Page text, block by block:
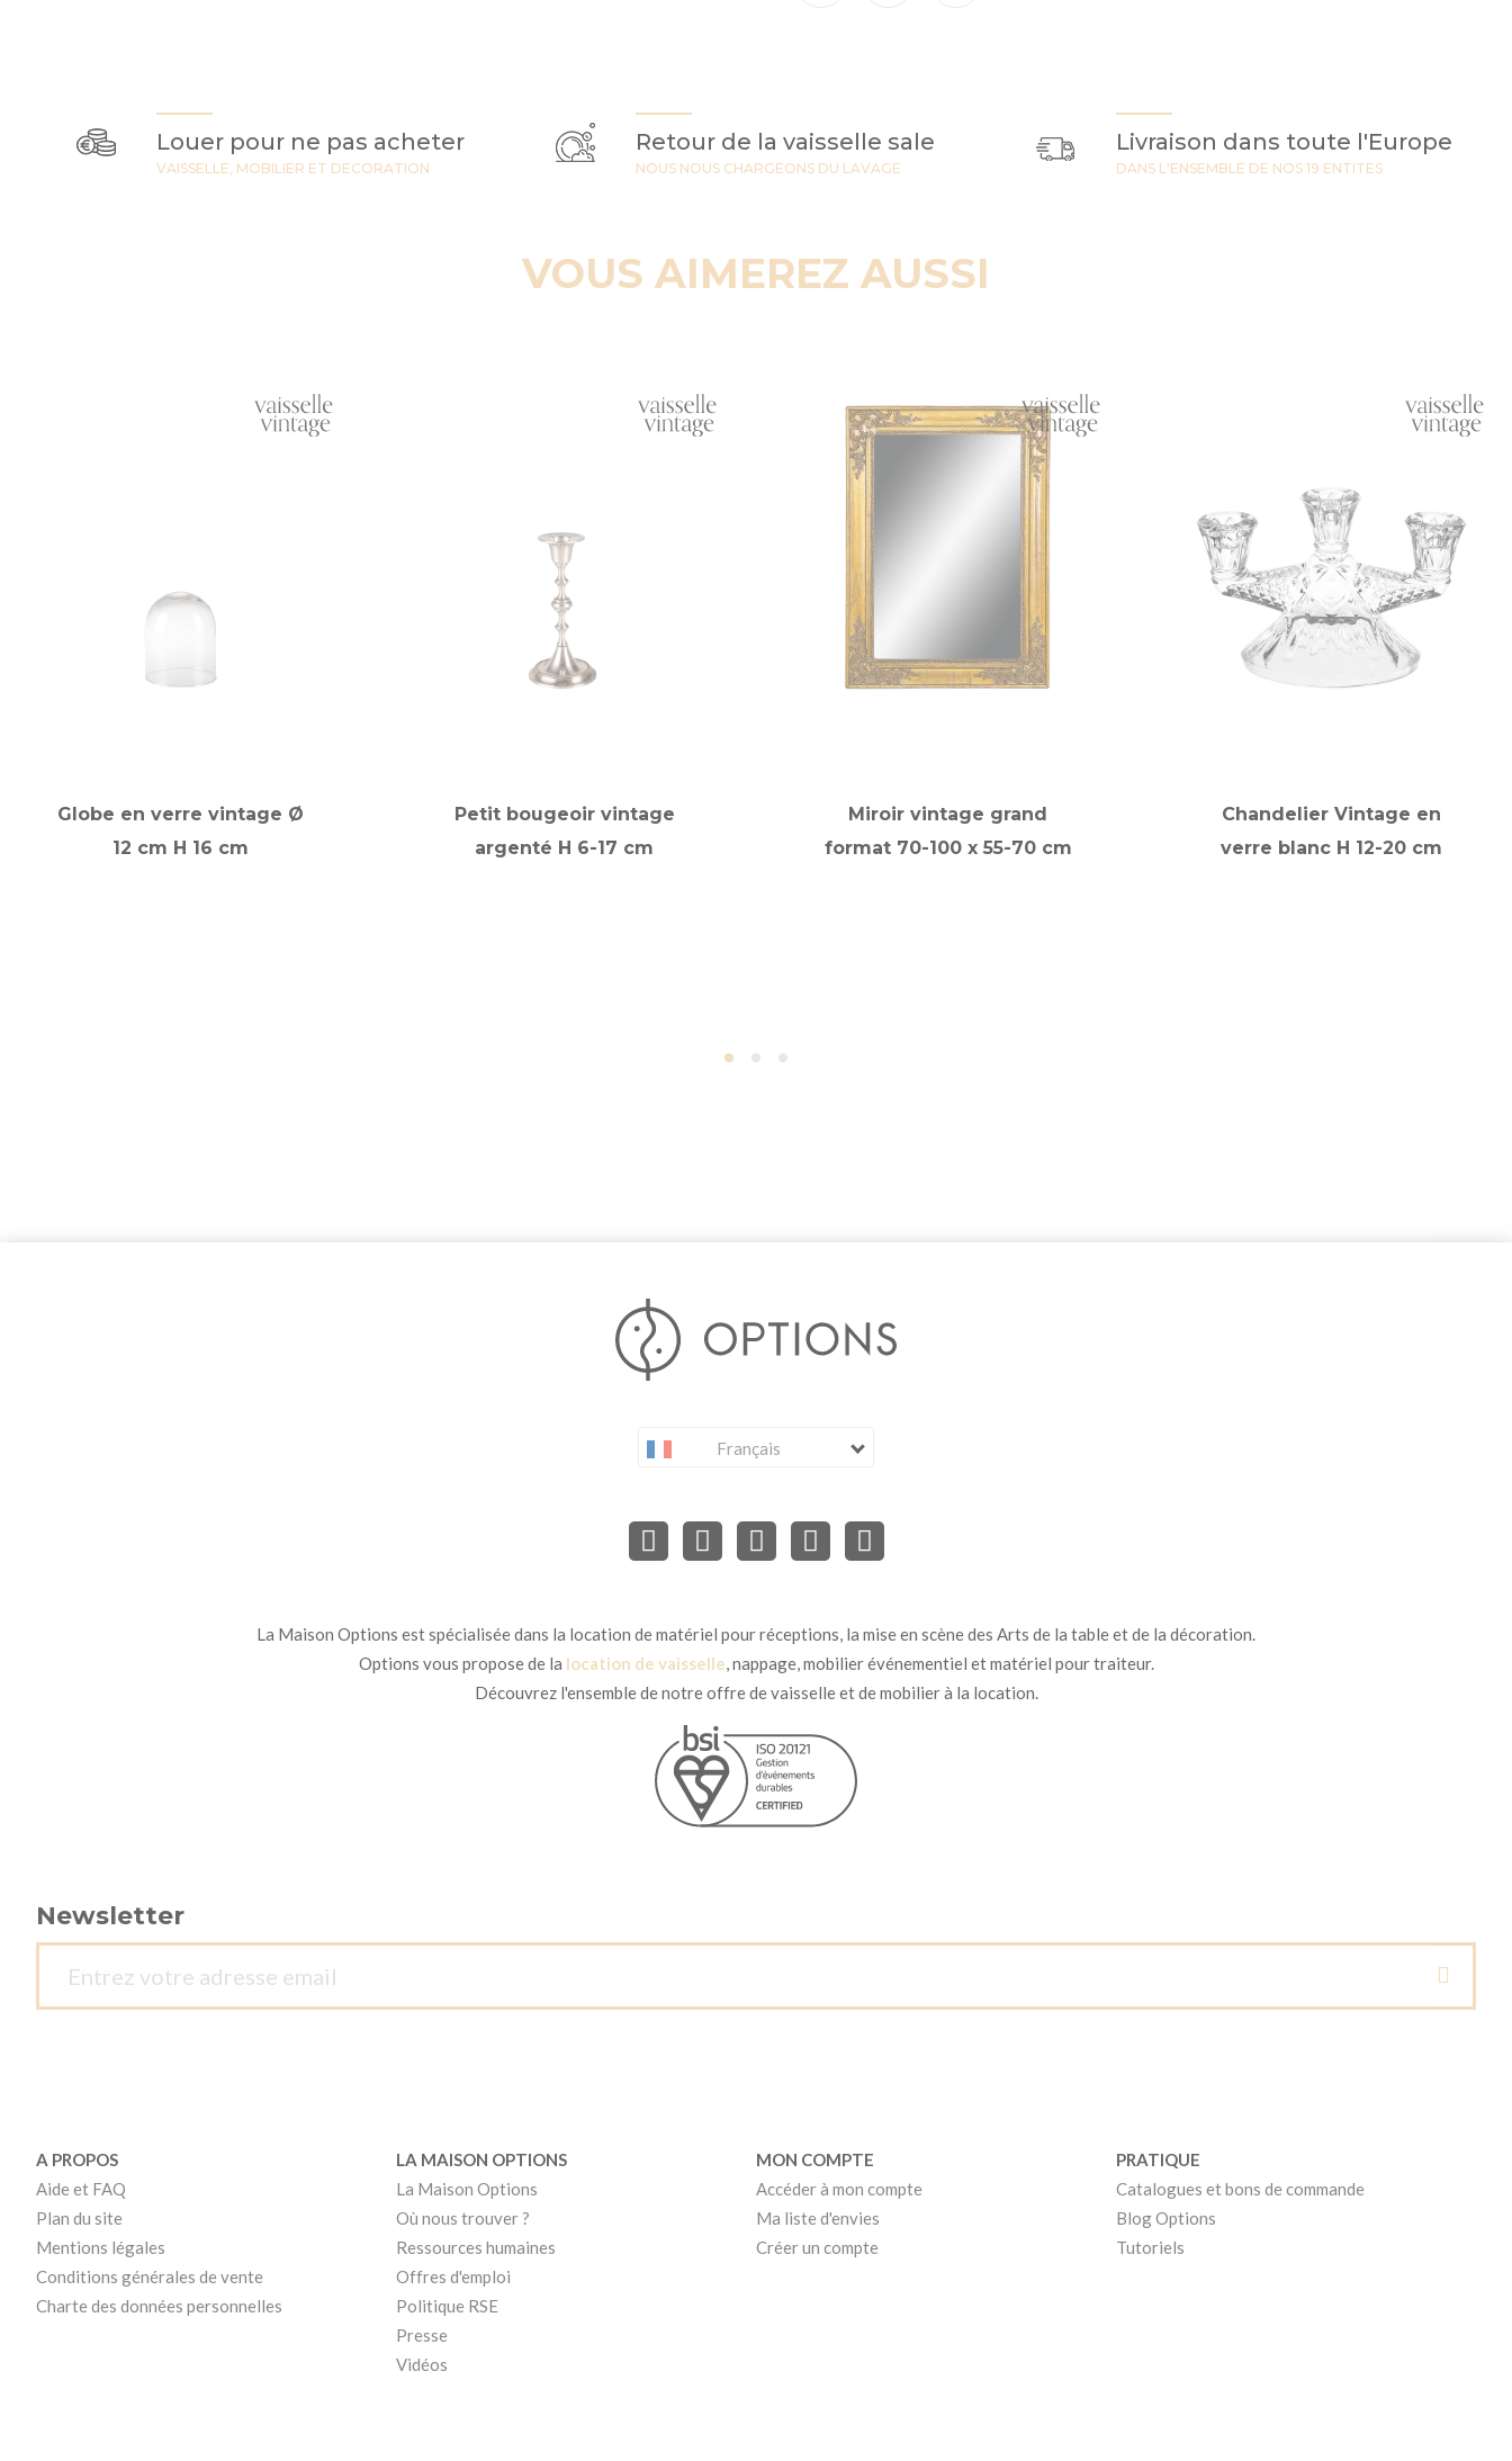
Louer pour ne pas acheter
VAISSELLE, MOBILIER ET DECORATION
Retour de la vaisselle sale
NOUS NOUS CHARGEONS DU LAVAGE
Livraison dans toute l'Europe
DANS L'ENSEMBLE DE NOS 19 ENTITES
VOUS AIMEREZ AUSSI
Globe en verre vintage Ø
12 cm H 16 cm
Petit bougeoir vintage
argenté H 6-17 cm
Miroir vintage grand
format 70-100 x 55-70 cm
Chandelier Vintage en
verre blanc H 12-20 cm
Français
La Maison Options est spécialisée dans la location de matériel pour réceptions, la mise en scène des Arts de la table et de la décoration.
Options vous propose de la location de vaisselle, nappage, mobilier événementiel et matériel pour traiteur.
Découvrez l'ensemble de notre offre de vaisselle et de mobilier à la location.
Newsletter
A PROPOS
Aide et FAQ
Plan du site
Mentions légales
Conditions générales de vente
Charte des données personnelles
LA MAISON OPTIONS
La Maison Options
Où nous trouver ?
Ressources humaines
Offres d'emploi
Politique RSE
Presse
Vidéos
MON COMPTE
Accéder à mon compte
Ma liste d'envies
Créer un compte
PRATIQUE
Catalogues et bons de commande
Blog Options
Tutoriels